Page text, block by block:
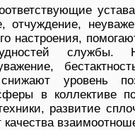
отчуждение,
настроения,
службы.
уровень
в коллективе
развитие
качества